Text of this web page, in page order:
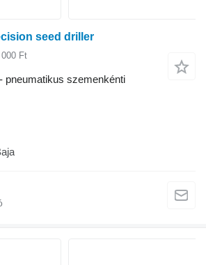
seed driller
Ft
pneumatikus szemenkénti